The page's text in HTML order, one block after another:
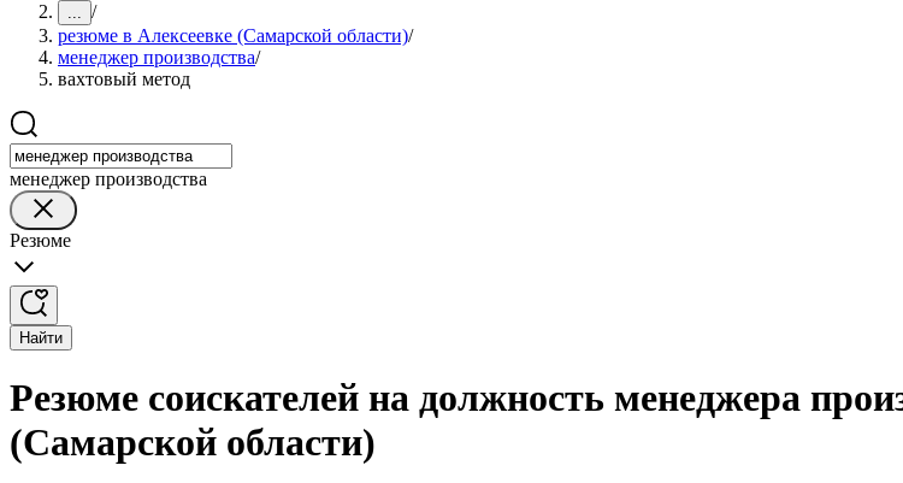
... /
резюме в Алексеевке (Самарской области)/
менеджер производства/
вахтовый метод
менеджер производства
Резюме
Найти
Резюме соискателей на должность менеджера
(Самарской области)